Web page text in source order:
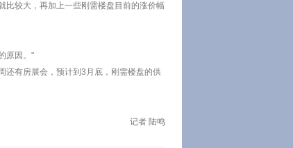
比较大，再加上一些刚需楼盘目前的涨价幅
原因。"
还有房展会，预计到3月底，刚需楼盘的供
记者 陆鸣